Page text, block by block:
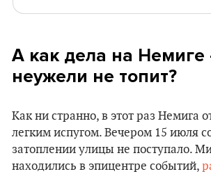
А как дела на Немиге
неужели не топит?
Как ни странно, в этот раз Немига
легким испугом. Вечером 15 июля
затоплении улицы не поступало.
находились в эпицентре событий,